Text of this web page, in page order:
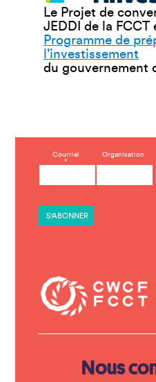
Le Projet de
JEDDI de la
Programme de
l’investissement
du gouvernement
Courriel
*
Organisation
o
a
c
s
Nous